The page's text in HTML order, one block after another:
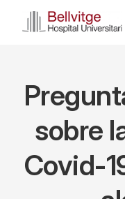
sobre
Covid-